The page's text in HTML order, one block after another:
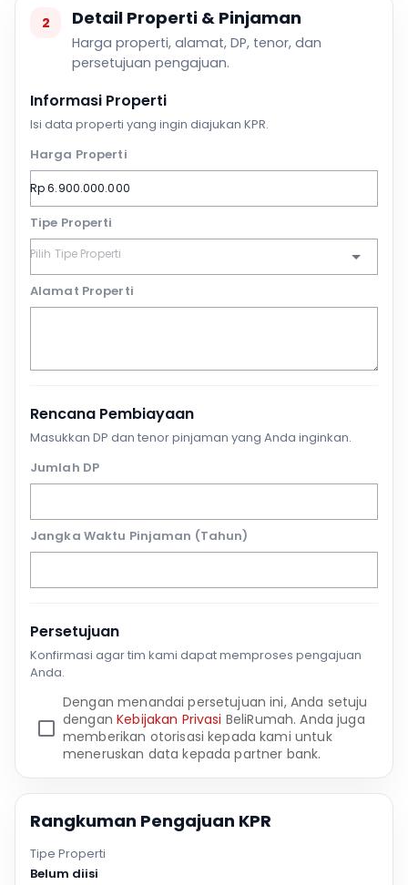
2 Detail Properti & Pinjaman
Harga properti, alamat, DP, tenor, dan
persetujuan pengajuan.
Informasi Properti
Isi data properti yang ingin diajukan KPR.
Harga Properti
Tipe Properti
Alamat Properti
Rencana Pembiayaan
Masukkan DP dan tenor pinjaman yang Anda inginkan.
Jumlah DP
Jangka Waktu Pinjaman (Tahun)
Persetujuan
Konfirmasi agar tim kami dapat memproses pengajuan
Anda.
Dengan menandai persetujuan ini, Anda setuju
denganKebijakan Privasi BeliRumah. Anda juga
memberikan otorisasi kepada kami untuk
meneruskan data kepada partner bank.
Rangkuman Pengajuan KPR
Tipe Properti
Belum diisi